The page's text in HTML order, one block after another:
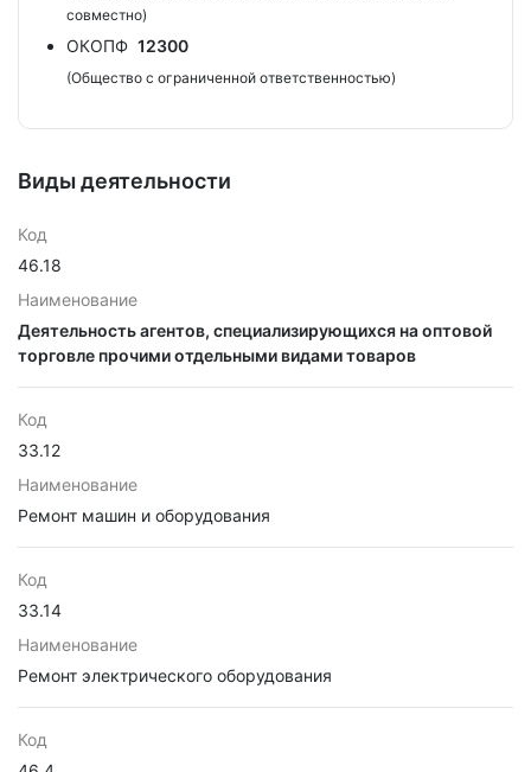
совместно)
ОКОПФ 12300
(Общество с ограниченной ответственностью)
Виды деятельности
Код
46.18
Наименование
Деятельность агентов, специализирующихся на оптовой
торговле прочими отдельными видами товаров
Код
33.12
Наименование
Ремонт машин и оборудования
Код
33.14
Наименование
Ремонт электрического оборудования
Код